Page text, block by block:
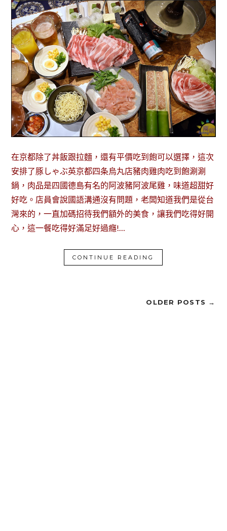
在京都除了丼飯跟拉麵，還有平價吃到飽可以選擇，這次
安排了豚しゃぶ英京都四条烏丸店豬肉雞肉吃到飽涮涮
鍋，肉品是四國德島有名的阿波豬阿波尾雞，味道超甜好
好吃。店員會說國語溝通沒有問題，老闆知道我們是從台
灣來的，一直加碼招待我們額外的美食，讓我們吃得好開
心，這一餐吃得好滿足好過癮!…
CONTINUE READING
OLDER POSTS →